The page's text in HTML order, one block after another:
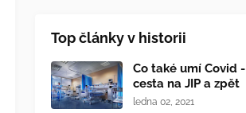
Top články v historii
Co také umí Covid -
cesta na JIP a zpět
ledna 02, 2021